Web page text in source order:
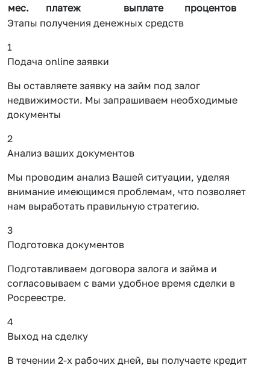
мес.
платеж
выплате
процентов
Этапы получения денежных средств
1
Подача online заявки
Вы оставляете заявку на займ под залог
недвижимости. Мы запрашиваем необходимые
документы
2
Анализ ваших документов
Мы проводим анализ Вашей ситуации, уделяя
внимание имеющимся проблемам, что позволяет
нам выработать правильную стратегию.
3
Подготовка документов
Подготавливаем договора залога и займа и
согласовываем с вами удобное время сделки в
Росреестре.
4
Выход на сделку
В течении 2-х рабочих дней, вы получаете кредит